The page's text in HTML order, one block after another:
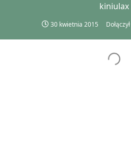
kiniulax
30 kwietnia 2015 Dołączył